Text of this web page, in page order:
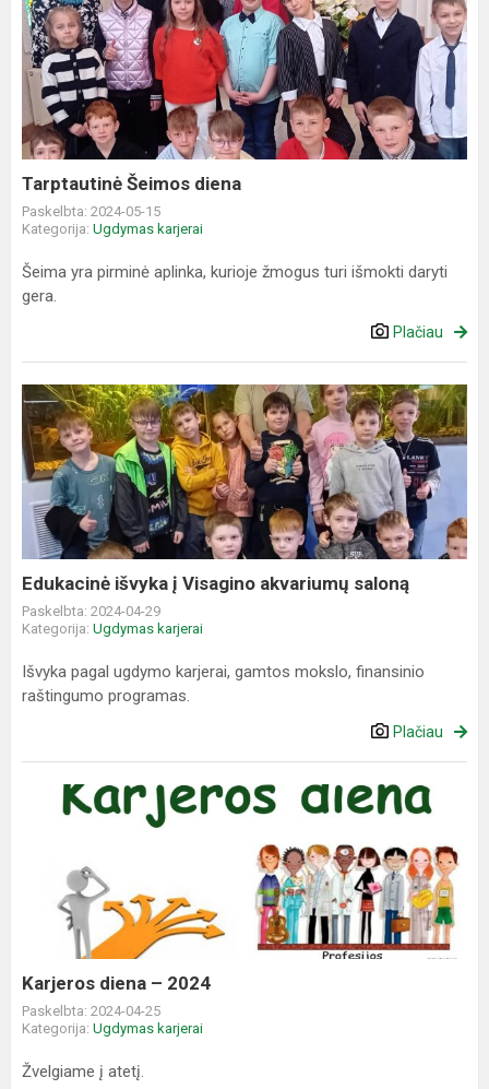
Šeimos
diena
Tarptautinė Šeimos diena
Paskelbta: 2024-05-15
Kategorija: Ugdymas karjerai
Šeima yra pirminė aplinka, kurioje žmogus turi išmokti daryti
gera.
Plačiau
Edukacinė
išvyka
į
Visagino
akvariumų
saloną
Edukacinė išvyka į Visagino akvariumų saloną
Paskelbta: 2024-04-29
Kategorija: Ugdymas karjerai
Išvyka pagal ugdymo karjerai, gamtos mokslo, finansinio
raštingumo programas.
Plačiau
Karjeros
Karjeros diena – 2024
Paskelbta: 2024-04-25
Kategorija: Ugdymas karjerai
Žvelgiame į atetį.